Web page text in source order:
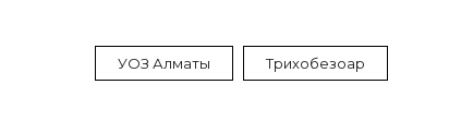
УОЗ Алматы Трихобезоар